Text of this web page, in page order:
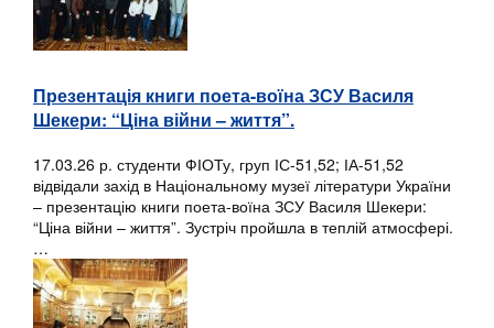
Презентація книги поета-воїна ЗСУ Василя
Шекери: “Ціна війни – життя”.
17.03.26 р. студенти ФІОТу, груп ІС-51,52; ІА-51,52
відвідали захід в Національному музеї літератури України
– презентацію книги поета-воїна ЗСУ Василя Шекери:
“Ціна війни – життя”. Зустріч пройшла в теплій атмосфері.
…